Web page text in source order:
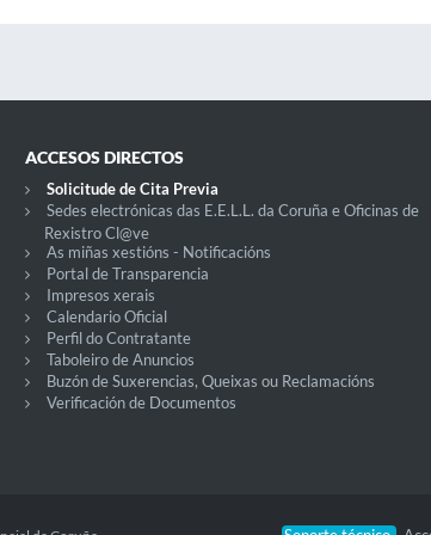
ACCESOS DIRECTOS
Solicitude de Cita Previa
Sedes electrónicas das E.E.L.L. da Coruña e Oficinas de
Rexistro Cl@ve
As miñas xestións - Notificacións
Portal de Transparencia
Impresos xerais
Calendario Oficial
Perfil do Contratante
Taboleiro de Anuncios
Buzón de Suxerencias, Queixas ou Reclamacións
Verificación de Documentos